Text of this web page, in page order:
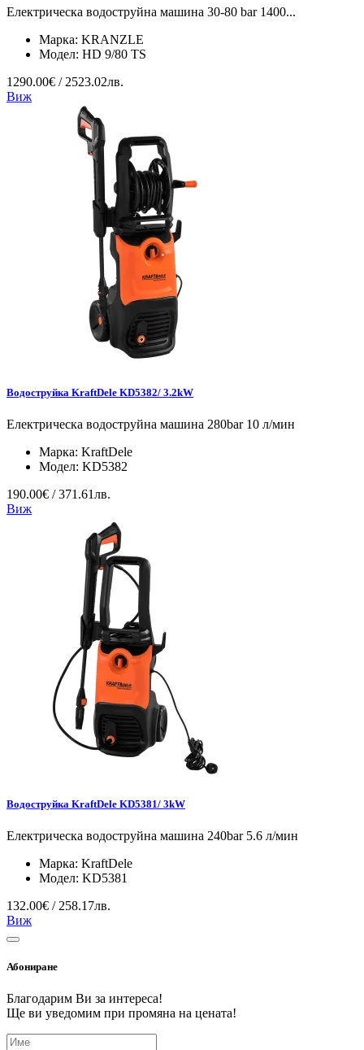
Електрическа водоструйна машина 30-80 bar 1400...
Марка: KRANZLE
Модел: HD 9/80 TS
1290.00€ / 2523.02лв.
Виж
Водоструйка KraftDele KD5382/ 3.2kW
Електрическа водоструйна машина 280bar 10 л/мин
Марка: KraftDele
Модел: KD5382
190.00€ / 371.61лв.
Виж
Водоструйка KraftDele KD5381/ 3kW
Електрическа водоструйна машина 240bar 5.6 л/мин
Марка: KraftDele
Модел: KD5381
132.00€ / 258.17лв.
Виж
Абониране
Благодарим Ви за интереса!
Ще ви уведомим при промяна на цената!